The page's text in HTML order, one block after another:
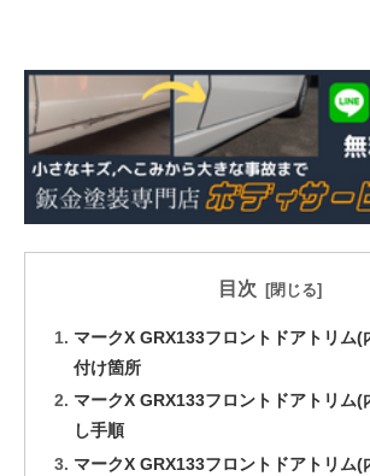
目次
マークX GRX133フロントドアトリム(
付け箇所
マークX GRX133フロントドアトリム(
し手順
マークX GRX133フロントドアトリム(